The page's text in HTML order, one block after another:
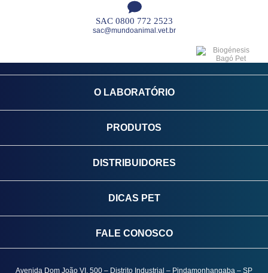
SAC 0800 772 2523
sac@mundoanimal.vet.br
O LABORATÓRIO
PRODUTOS
DISTRIBUIDORES
DICAS PET
FALE CONOSCO
Avenida Dom João VI, 500 – Distrito Industrial – Pindamonhangaba – SP